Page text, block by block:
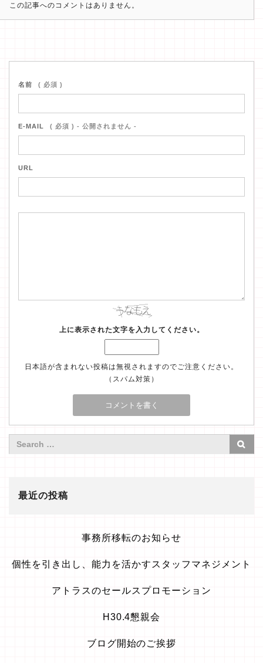
この記事へのコメントはありません。
名前 ( 必須 )
E-MAIL ( 必須 ) - 公開されません -
URL
上に表示された文字を入力してください。
日本語が含まれない投稿は無視されますのでご注意ください。
（スパム対策）
最近の投稿
事務所移転のお知らせ
個性を引き出し、能力を活かすスタッフマネジメント
アトラスのセールスプロモーション
H30.4懇親会
ブログ開始のご挨拶